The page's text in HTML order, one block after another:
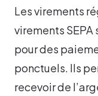
Les virements
virements
pour des
ponctuels. Ils
recevoir de